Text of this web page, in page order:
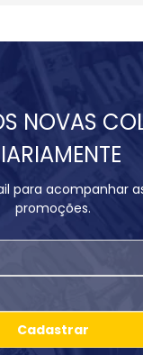
NOVAS
para acompanhar
promoções.
Cadastrar